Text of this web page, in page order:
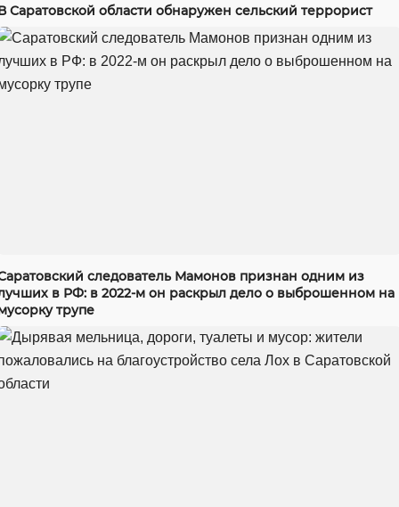
Саратовской области обнаружен сельский террорист
следователь Мамонов признан одним из
в РФ: в 2022-м он раскрыл дело о выброшенном на
трупе